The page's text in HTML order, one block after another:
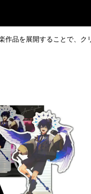
作品を展開することで、ク